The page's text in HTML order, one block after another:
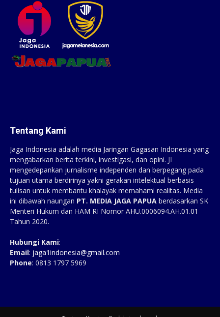
Tentang Kami
Jaga Indonesia adalah media Jaringan Gagasan Indonesia yang
mengabarkan berita terkini, investigasi, dan opini. JI
mengedepankan jurnalisme independen dan berpegang pada
tujuan utama berdirinya yakni gerakan intelektual berbasis
tulisan untuk membantu khalayak memahami realitas. Media
ini dibawah naungan PT. MEDIA JAGA PAPUA berdasarkan SK
Menteri Hukum dan HAM RI Nomor AHU.0006094.AH.01.01
Tahun 2020.
Hubungi Kami:
Email: jaga1indonesia@gmail.com
Phone: 0813 1797 5969